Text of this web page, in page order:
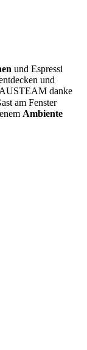
und Espressi
und
danke
am Fenster
Ambiente